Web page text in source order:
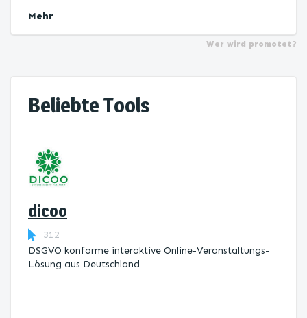
Mehr
Wer wird promotet?
Beliebte Tools
dicoo
312
DSGVO konforme interaktive Online-Veranstaltungs-
Lösung aus Deutschland